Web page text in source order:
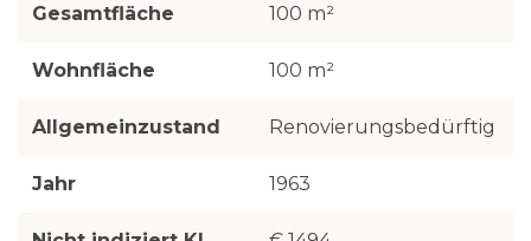
Gesamtfläche 100 m²
Wohnfläche 100 m²
Allgemeinzustand Renovierungsbedürftig
Jahr 1963